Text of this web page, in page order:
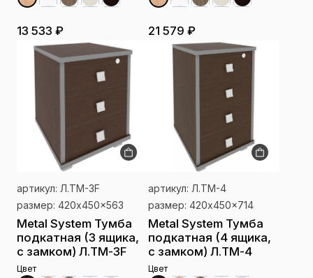
13 533 ₽ 21 579 ₽
артикул: Л.ТМ-3F
размер: 420x450x563
Metal System Тумба
подкатная (3 ящика,
с замком) Л.ТМ-3F
Цвет
артикул: Л.ТМ-4
размер: 420x450x714
Metal System Тумба
подкатная (4 ящика,
с замком) Л.ТМ-4
Цвет